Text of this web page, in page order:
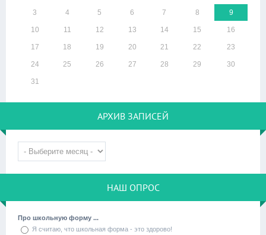
3 4 5 6 7 8 9
10 11 12 13 14 15 16
17 18 19 20 21 22 23
24 25 26 27 28 29 30
31
АРХИВ ЗАПИСЕЙ
НАШ ОПРОС
Про школьную форму ...
Я считаю, что школьная форма - это здорово!